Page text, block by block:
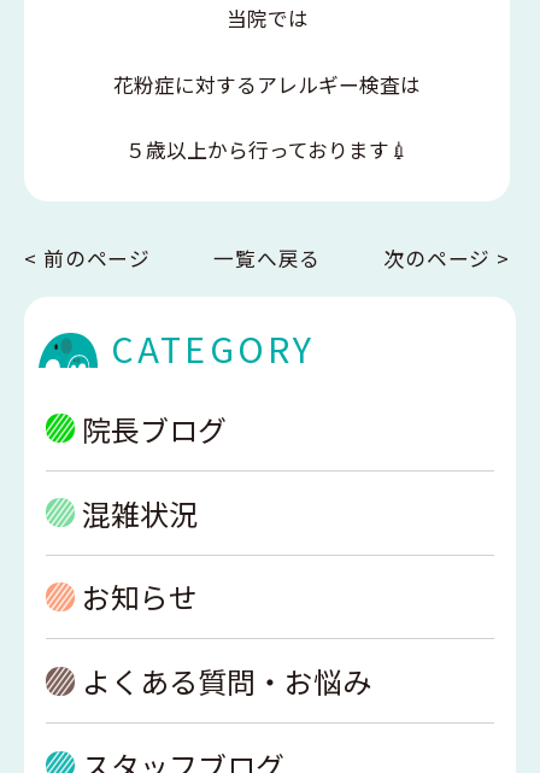
当院では
花粉症に対するアレルギー検査は
５歳以上から行っております💉
< 前のページ 一覧へ戻る 次のページ >
CATEGORY
院長ブログ
混雑状況
お知らせ
よくある質問・お悩み